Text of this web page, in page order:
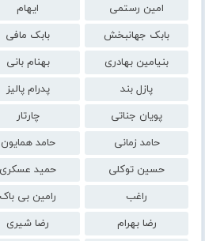
امین رستمی
ایهام
بابک جهانبخش
بابک مافی
بنیامین بهادری
بهنام بانی
پازل بند
پدرام پالیز
پویان جناتی
چارتار
حامد زمانی
حامد همایون
حسین توکلی
حمید عسکری
راغب
رامین بی باک
رضا بهرام
رضا شیری